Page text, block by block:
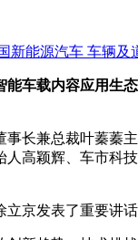
新能源汽车 车辆及
能车载内容应用生
兼总裁叶蓁蓁主
高颖辉、车市科
发表了重要讲话